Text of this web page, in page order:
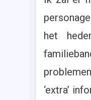
het
‘extra’